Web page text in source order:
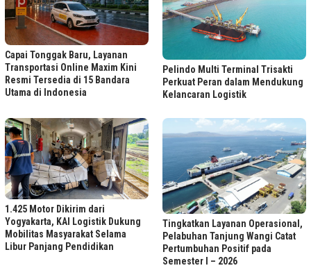
Capai Tonggak Baru, Layanan
Transportasi Online Maxim Kini
Resmi Tersedia di 15 Bandara
Utama di Indonesia
Pelindo Multi Terminal Trisakti
Perkuat Peran dalam Mendukung
Kelancaran Logistik
1.425 Motor Dikirim dari
Yogyakarta, KAI Logistik Dukung
Mobilitas Masyarakat Selama
Libur Panjang Pendidikan
Tingkatkan Layanan Operasional,
Pelabuhan Tanjung Wangi Catat
Pertumbuhan Positif pada
Semester I – 2026